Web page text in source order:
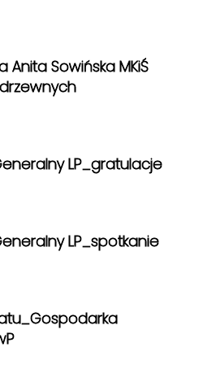
Anita Sowińska MKiŚ
LP_gratulacje
LP_spotkanie